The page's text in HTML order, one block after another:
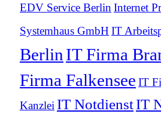
EDV Service Berlin Internet
Systemhaus GmbH IT
Berlin IT Firma
Firma Falkensee IT
Kanzlei IT NotdienstIT